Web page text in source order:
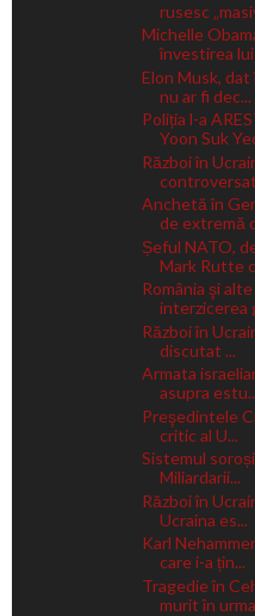
rusesc
Michelle
învestirea lui
Elon Musk,
nu ar fi dec...
Poliția l-a
Yoon Suk
Război în
Anchetă în
de extremă
Șeful NATO,
Mark Rutte
România şi
interzicerea
Război în
discutat ...
Armata
asupra
Preşedintele
critic al U...
Sistemul
Miliardarii...
Război în
Ucraina es...
Karl
care i-a țin...
Tragedie în
murit în